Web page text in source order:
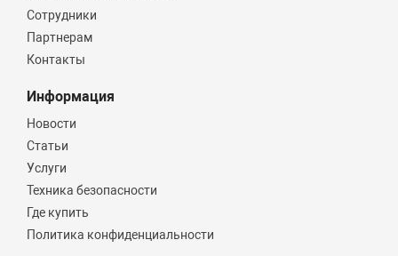
Сотрудники
Партнерам
Контакты
Информация
Новости
Статьи
Услуги
Техника безопасности
Где купить
Политика конфиденциальности